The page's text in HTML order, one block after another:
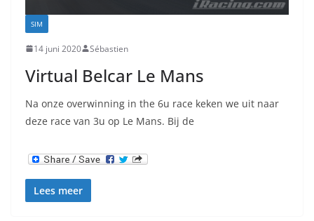
SIM
14 juni 2020 Sébastien
Virtual Belcar Le Mans
Na onze overwinning in the 6u race keken we uit naar
deze race van 3u op Le Mans. Bij de
Lees meer